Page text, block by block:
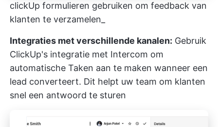
clickUp formulieren gebruiken om feedback van
klanten te verzamelen_
Integraties met verschillende kanalen: Gebruik
ClickUp's integratie met Intercom om
automatische Taken aan te maken wanneer een
lead converteert. Dit helpt uw team om klanten
snel een antwoord te sturen